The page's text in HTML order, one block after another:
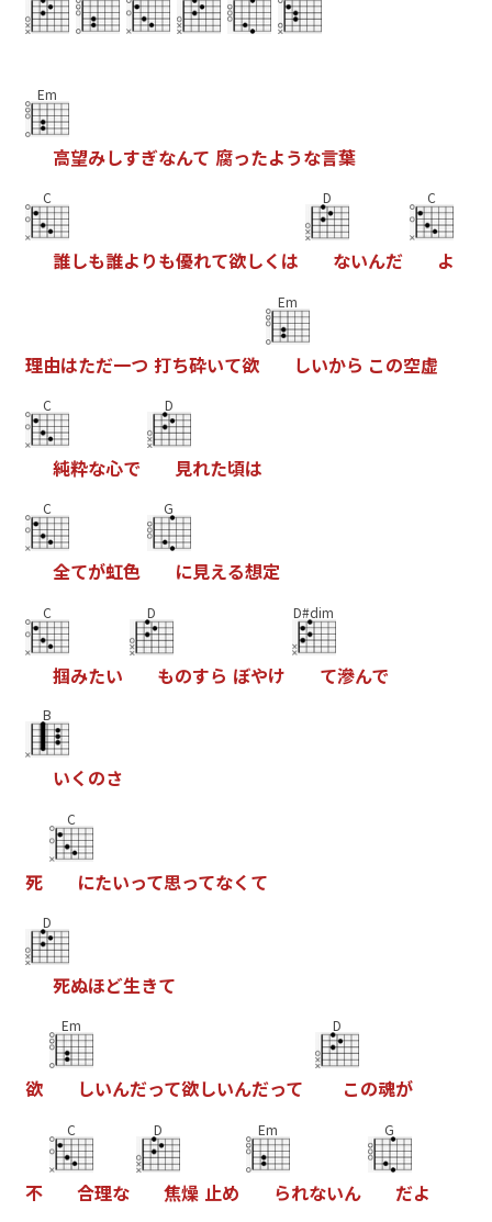
Em
高望みしすぎなんて 腐ったような言葉
C
誰しも誰よ りも優れて欲しく は
D
ないんだ
C
よ
理由はただ一つ 打ち砕いて欲
Em
しいから この空虚
C
純粋な心で
D
見れた頃は
C
全てが虹色
G
に見える想定
C
掴みたい
D
ものすら ぼやけ
D#dim
て滲んで
B
いく のさ
死
C
にたいって思ってなく て
D
死ぬほど生きて
欲
Em
しいんだって欲しいんだって
D
この魂が
不
C
合理な
D
焦燥 止め
Em
られないん
G
だよ